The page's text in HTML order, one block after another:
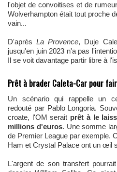
l'objet de convoitises et de
Wolverhampton était tout proche
vain...
D'aprèsLa Provence, Duje
jusqu'en juin 2023 n'a pas
Il se voit davantage partir libre à
Prêt à brader Caleta-Car pour
Un scénario qui rappelle un certain Boubacar Kamara et
redouté par Pablo Longoria.
croate, l'OM serait prêt à le
millions d'euros. Une somme
de Premier League par exemple.
Ham et Crystal Palace ont un œil
L'argent de son transfert